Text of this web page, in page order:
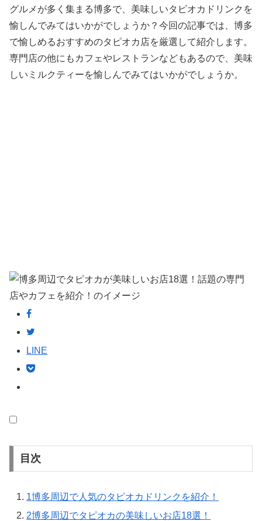
グルメが多く集まる博多で、美味しいタピオカドリンクを
愉しんでみてはいかがでしょうか？今回の記事では、博多
で愉しめるおすすめのタピオカ店を厳選して紹介します。
専門店の他にもカフェやレストランなどもあるので、美味
しいミルクティーを愉しんでみてはいかがでしょうか。
LINE
目次
1博多周辺で人気のタピオカドリンクを紹介！
2博多周辺でタピオカの美味しいお店18選！